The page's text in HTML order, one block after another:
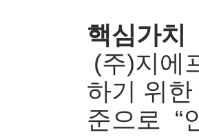
핵심가치
(주)지에
하기 위
준으로 “